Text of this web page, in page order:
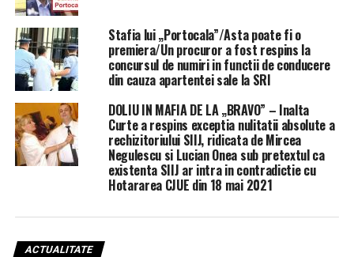
Stafia lui „Portocala”/Asta poate fi o
premiera/Un procuror a fost respins la
concursul de numiri in functii de conducere
din cauza apartentei sale la SRI
DOLIU IN MAFIA DE LA „BRAVO” – Inalta
Curte a respins exceptia nulitatii absolute a
rechizitoriului SIIJ, ridicata de Mircea
Negulescu si Lucian Onea sub pretextul ca
existenta SIIJ ar intra in contradictie cu
Hotararea CJUE din 18 mai 2021
ACTUALITATE